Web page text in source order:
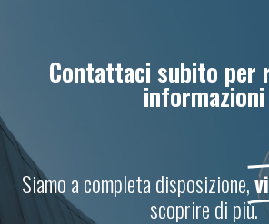
Contattaci subito per
informazioni
Siamo a completa disposizione,
scoprire di più.